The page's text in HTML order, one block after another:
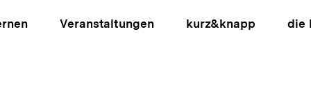
Veranstaltungen kurz&knapp die